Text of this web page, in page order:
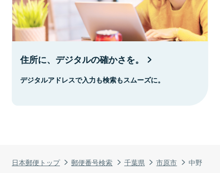
日本郵便トップ 郵便番号検索 千葉県 市原市 中野
住所に、デジタルの確かさを。
デジタルアドレスで入力も検索もスムーズに。